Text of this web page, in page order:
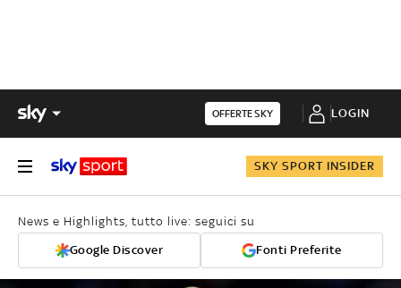
OFFERTE SKY LOGIN
SKY SPORT INSIDER
News e Highlights, tutto live: seguici su
Google Discover Fonti Preferite